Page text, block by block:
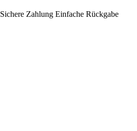
Sichere Zahlung Einfache Rückgabe